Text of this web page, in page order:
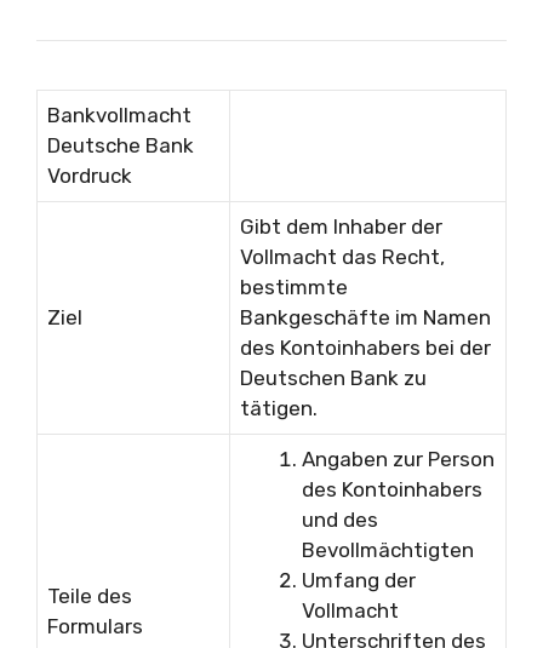
Bankvollmacht
Deutsche Bank
Vordruck
Ziel
Gibt dem Inhaber der
Vollmacht das Recht,
bestimmte
Bankgeschäfte im Namen
des Kontoinhabers bei der
Deutschen Bank zu
tätigen.
Teile des
Formulars
Angaben zur Person
des Kontoinhabers
und des
Bevollmächtigten
Umfang der
Vollmacht
Unterschriften des